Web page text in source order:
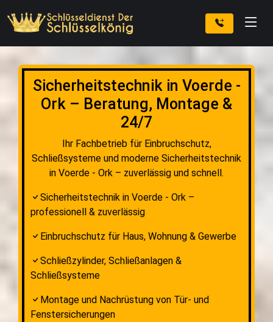
Sicherheitstechnik in Voerde -
Ork – Beratung, Montage &
24/7
Ihr Fachbetrieb für Einbruchschutz,
Schließsysteme und moderne Sicherheitstechnik
in Voerde - Ork – zuverlässig und schnell.
Sicherheitstechnik in Voerde - Ork –
professionell & zuverlässig
Einbruchschutz für Haus, Wohnung & Gewerbe
Schließzylinder, Schließanlagen &
Schließsysteme
Montage und Nachrüstung von Tür- und
Fenstersicherungen